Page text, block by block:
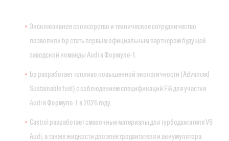
Эксклюзивное спонсорство и техническое сотрудничество
позволили bp стать первым официальным партнером будущей
заводской команды Audi в Формуле-1.
bp разработает топливо повышенной экологичности (Advanced
Sustainable fuel) с соблюдением спецификаций FIA для участия
Audi в Формуле-1 в 2026 году.
Castrol разработает смазочные материалы для турбодвигателя V6
Audi, а также жидкости для электродвигателя и аккумулятора.